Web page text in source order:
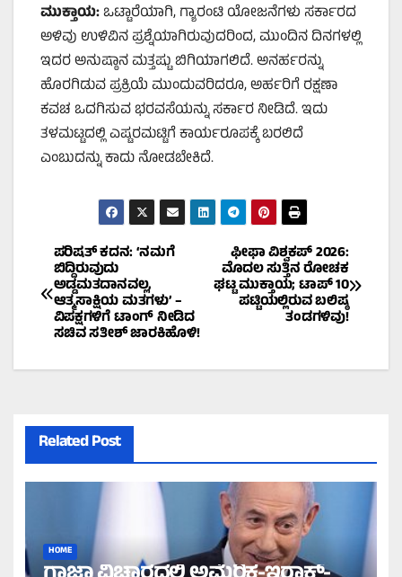
ಮುಕ್ತಾಯ:ಒಟ್ಟಾರೆಯಾಗಿ, ಗ್ಯಾರಂಟಿ ಯೋಜನೆಗಳು ಸರ್ಕಾರದ
ಅಳಿವು ಉಳಿವಿನ ಪ್ರಶ್ನೆಯಾಗಿರುವುದರಿಂದ, ಮುಂದಿನ ದಿನಗಳಲ್ಲಿ
ಇದರ ಅನುಷ್ಠಾನ ಮತ್ತಷ್ಟು ಬಿಗಿಯಾಗಲಿದೆ. ಅನರ್ಹರನ್ನು
ಹೊರಗಿಡುವ ಪ್ರಕ್ರಿಯೆ ಮುಂದುವರಿದರೂ, ಅರ್ಹರಿಗೆ ರಕ್ಷಣಾ
ಕವಚ ಒದಗಿಸುವ ಭರವಸೆಯನ್ನು ಸರ್ಕಾರ ನೀಡಿದೆ. ಇದು
ತಳಮಟ್ಟದಲ್ಲಿ ಎಷ್ಟರಮಟ್ಟಿಗೆ ಕಾರ್ಯರೂಪಕ್ಕೆ ಬರಲಿದೆ
ಎಂಬುದನ್ನು ಕಾದು ನೋಡಬೇಕಿದೆ.
Post
navigation
ಫೀಫಾ ವಿಶ್ವಕಪ್ 2026:
ಮೊದಲ ಸುತ್ತಿನ ರೋಚಕ
ಘಟ್ಟ ಮುಕ್ತಾಯ; ಟಾಪ್ 10
ಪಟ್ಟಿಯಲ್ಲಿರುವ ಬಲಿಷ್ಠ
ತಂಡಗಳಿವು!
ಪರಿಷತ್ ಕದನ: ‘ನಮಗೆ
ಬಿದ್ದಿರುವುದು
ಅಡ್ಡಮತದಾನವಲ್ಲ,
ಆತ್ಮಸಾಕ್ಷಿಯ ಮತಗಳು’ –
ವಿಪಕ್ಷಗಳಿಗೆ ಟಾಂಗ್ ನೀಡಿದ
ಸಚಿವ ಸತೀಶ್ ಜಾರಕಿಹೊಳಿ!
Related Post
HOME